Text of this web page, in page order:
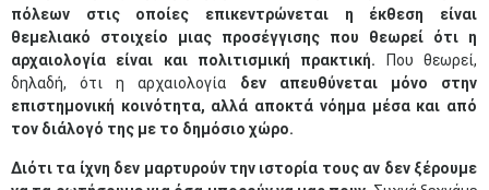
πόλεων στις οποίες επικεντρώνεται η έκθεση είναι
θεμελιακό στοιχείο μιας προσέγγισης που θεωρεί ότι η
αρχαιολογία είναι και πολιτισμική πρακτική.
Που θεωρεί,
δηλαδή, ότι η αρχαιολογία δεν απευθύνεται μόνο στην
επιστημονική κοινότητα, αλλά αποκτά νόημα μέσα και από
τον διάλογό της με το δημόσιο χώρο.
Διότι τα ίχνη δεν μαρτυρούν την ιστορία τους αν δεν ξέρουμε